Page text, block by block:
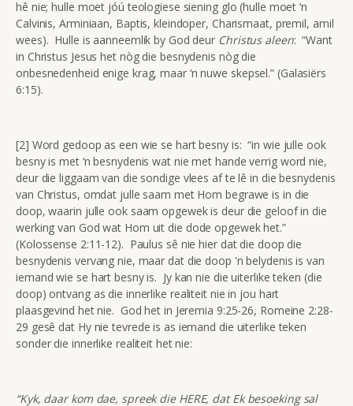
hê nie; hulle moet jóú teologiese siening glo (hulle moet ‘n
Calvinis, Arminiaan, Baptis, kleindoper, Charismaat, premil, amil
wees). Hulle is aanneemlik by God deur Christus aleen: “Want
in Christus Jesus het nòg die besnydenis nòg die
onbesnedenheid enige krag, maar ‘n nuwe skepsel.” (Galasiërs
6:15).
[2] Word gedoop as een wie se hart besny is: “in wie julle ook
besny is met ‘n besnydenis wat nie met hande verrig word nie,
deur die liggaam van die sondige vlees af te lê in die besnydenis
van Christus, omdat julle saam met Hom begrawe is in die
doop, waarin julle ook saam opgewek is deur die geloof in die
werking van God wat Hom uit die dode opgewek het.”
(Kolossense 2:11-12). Paulus sê nie hier dat die doop die
besnydenis vervang nie, maar dat die doop 'n belydenis is van
iemand wie se hart besny is. Jy kan nie die uiterlike teken (die
doop) ontvang as die innerlike realiteit nie in jou hart
plaasgevind het nie. God het in Jeremia 9:25-26, Romeine 2:28-
29 gesê dat Hy nie tevrede is as iemand die uiterlike teken
sonder die innerlike realiteit het nie:
“Kyk, daar kom dae, spreek die HERE, dat Ek besoeking sal